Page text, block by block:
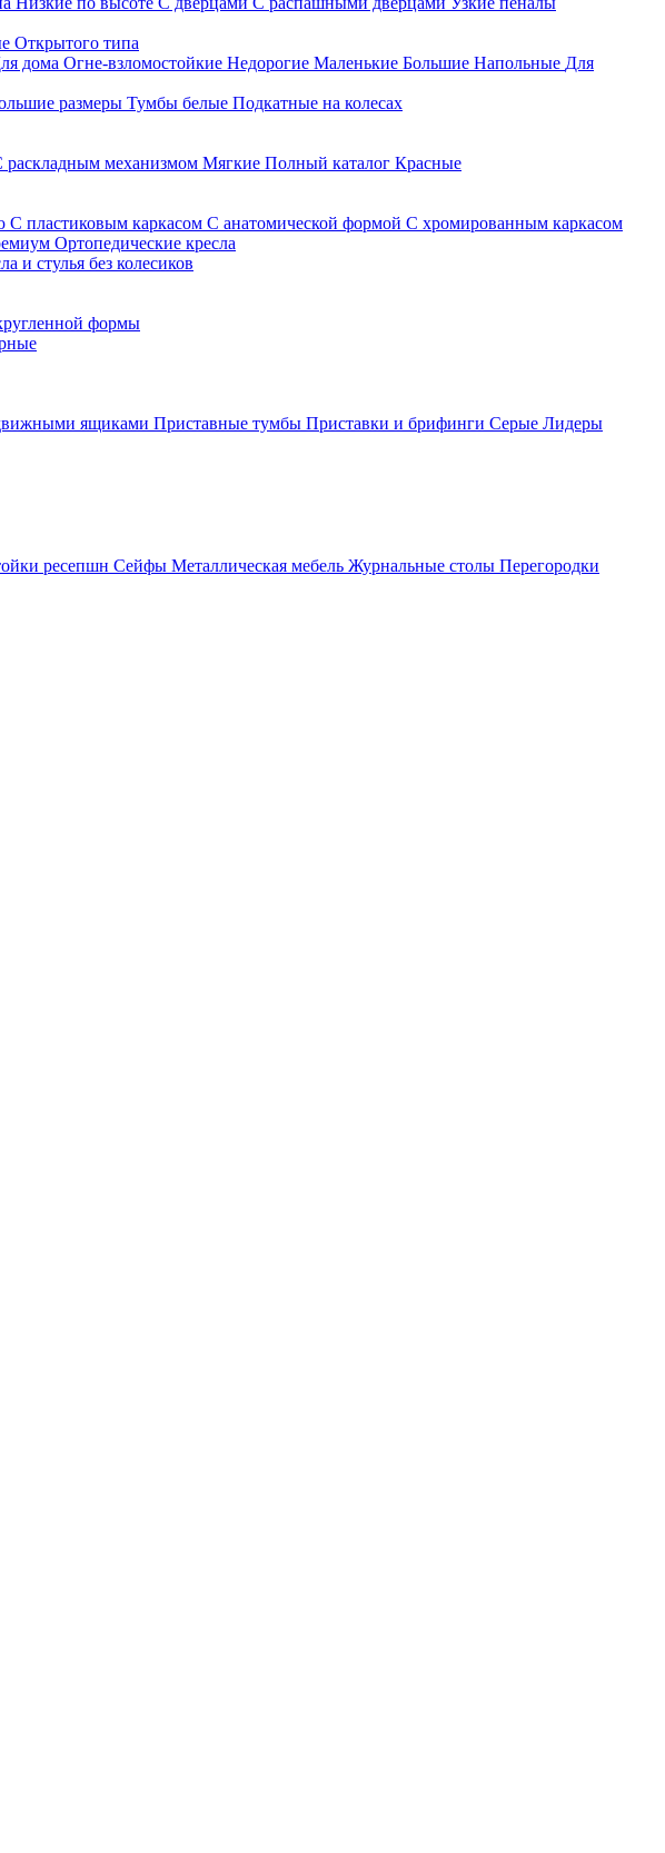
Открытого типа
дома Огне-взломостойкие Недорогие Маленькие Большие Напольные Для
размеры Тумбы белые Подкатные на колесах
раскладным механизмом Мягкие Полный каталог Красные
С пластиковым каркасом С анатомической формой С хромированным каркасом
Ортопедические кресла
и стулья без колесиков
формы
ящиками Приставные тумбы Приставки и брифинги Серые Лидеры
ресепшн Сейфы Металлическая мебель Журнальные столы Перегородки